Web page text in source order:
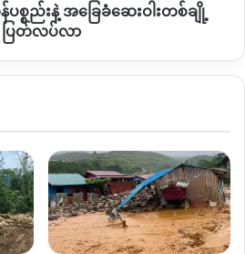
ပါမှော်တွေထဲ လုပ်ငန်းရှင်တွေ၊
ာ်လုပ်သားတွေအများစုမှော်ထဲပြန်ဝင်
ော်၊ရွှေမှော်တွေလည်း အရင်လိုပြန်
ယ်။
၁၇၊၂၀၁၈ ခုနှစ်ဝန်းကျင်ကစပြီး တနိုင်း
ာင်စီတပ်နဲ့KIAတပ်တို့ကြားနှစ်ဖက်
တွေရှိခဲ့ပါတယ်။
အတွက်တော့ ပယင်းနဲ့ရွှေလုပ်ငန်း
ြစ်တစ်ခုလို ဖြစ်နေသလို အာဏာမ
န်ပစ္စည်းနဲ့ အခြေခံဆေးဝါးတစ်ချို့
ပြတ်လပ်လာ